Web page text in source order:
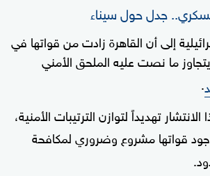
جدل حول سيناء
إلى أن القاهرة زادت من قواتها في
ما نصت عليه الملحق الأمني
.
تهديداً لتوازن الترتيبات الأمنية،
قواتها مشروع وضروري لمكافحة